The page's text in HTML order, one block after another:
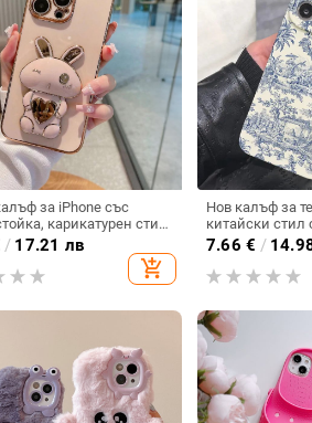
за iPhone със
карикатурен стил,
устойчив на
за iPhone 11–14
/ 17.21 лв
add_shopping_cart
Нов калъф за
китайски стил
порцеланов
пълно
iPhone 17,
7.66 € /